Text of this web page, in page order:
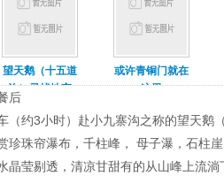
望天鹅（十五道
沟）寻找地宫
或许青铜门就在
这里
后
（约3小时）赴小九寨沟之称的望天鹅
珍珠帘瀑布，千柱峰， 母子瀑，石柱
晶莹剔透，清凉甘甜有的从山峰上流